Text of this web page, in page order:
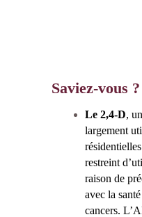
Saviez-vous ?
Le 2,4-D,
largement
restreint
raison de
avec la
cancers.